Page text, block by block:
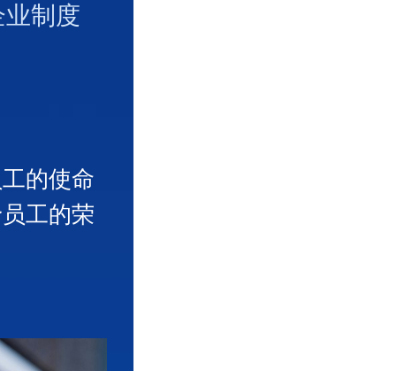
导电混
织、石
的深厚技
术难题，
发体
品生产企
业制度
的使命
工的荣